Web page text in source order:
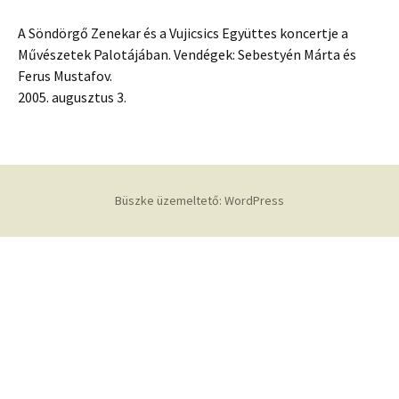
A Söndörgő Zenekar és a Vujicsics Együttes koncertje a
Művészetek Palotájában. Vendégek: Sebestyén Márta és
Ferus Mustafov.
2005. augusztus 3.
Büszke üzemeltető: WordPress